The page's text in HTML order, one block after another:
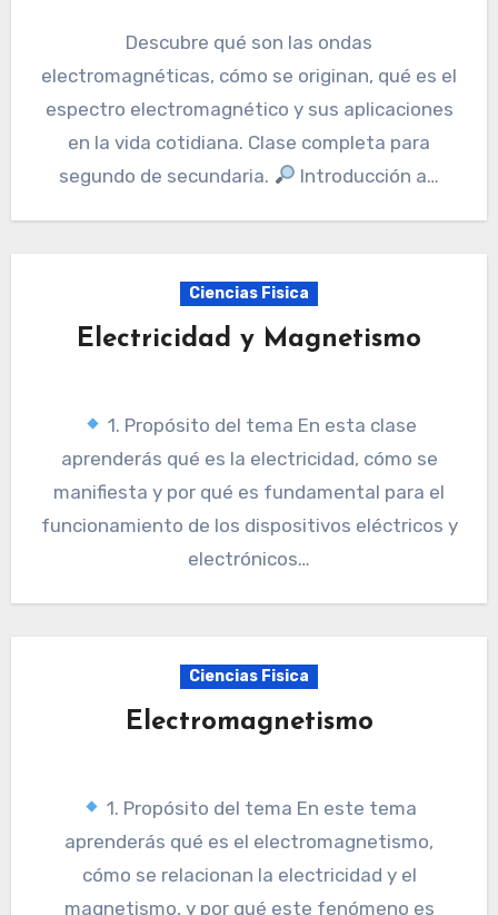
Descubre qué son las ondas
electromagnéticas, cómo se originan, qué es el
espectro electromagnético y sus aplicaciones
en la vida cotidiana. Clase completa para
segundo de secundaria.
Introducción a…
Ciencias Fisica
Electricidad y Magnetismo
1. Propósito del tema En esta clase
aprenderás qué es la electricidad, cómo se
manifiesta y por qué es fundamental para el
funcionamiento de los dispositivos eléctricos y
electrónicos…
Ciencias Fisica
Electromagnetismo
1. Propósito del tema En este tema
aprenderás qué es el electromagnetismo,
cómo se relacionan la electricidad y el
magnetismo, y por qué este fenómeno es